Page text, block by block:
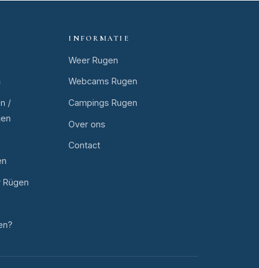
/
INFORMATIE
Weer Rugen
Webcams Rugen
Campings Rugen
Over ons
Contact